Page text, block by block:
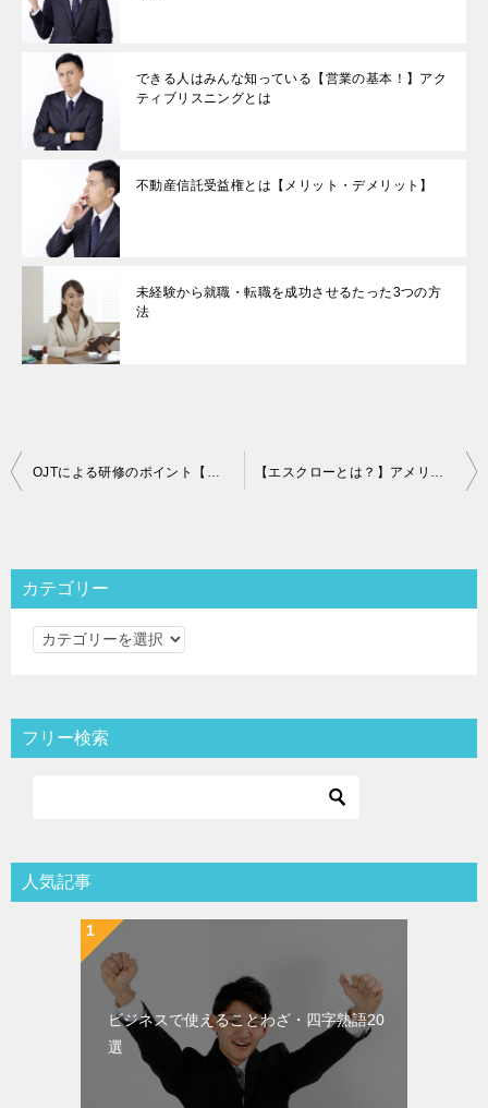
できる人はみんな知っている【営業の基本！】アク
ティブリスニングとは
不動産信託受益権とは【メリット・デメリット】
未経験から就職・転職を成功させるたった3つの方
法
投
ビ
ゲ
ン
カテゴリー
カ
リ
ー
フリー検索
人気記事
ビジネスで使えることわざ・四字熟語20
選